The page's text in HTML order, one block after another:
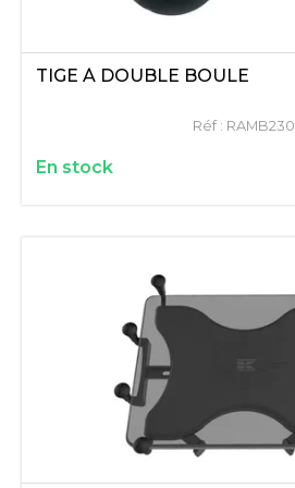
TIGE À DOUBLE BOULE
Réf : RAMB230
En stock